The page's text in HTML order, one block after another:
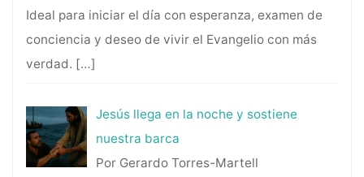
Ideal para iniciar el día con esperanza, examen de
conciencia y deseo de vivir el Evangelio con más
verdad. […]
Jesús llega en la noche y sostiene
nuestra barca
Por Gerardo Torres-Martell